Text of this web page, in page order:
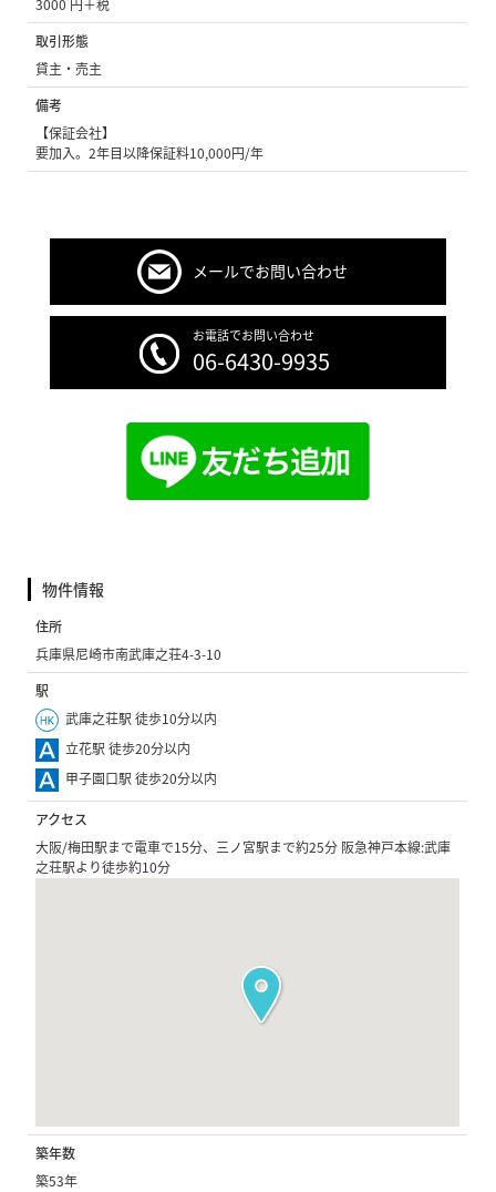
3000 円＋税
取引形態
貸主・売主
備考
【保証会社】
要加入。2年目以降保証料10,000円/年
メールでお問い合わせ
お電話でお問い合わせ
06-6430-9935
物件情報
住所
兵庫県尼崎市南武庫之荘4-3-10
駅
武庫之荘駅 徒歩10分以内
立花駅 徒歩20分以内
甲子園口駅 徒歩20分以内
アクセス
大阪/梅田駅まで電車で15分、三ノ宮駅まで約25分 阪急神戸本線:武庫
之荘駅より徒歩約10分
築年数
築53年